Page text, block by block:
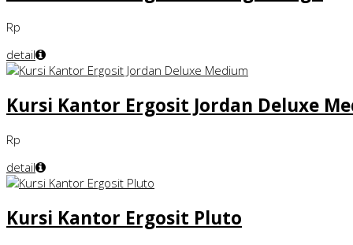
Rp
detail
Kursi Kantor Ergosit Jordan Deluxe
Rp
detail
Kursi Kantor Ergosit Pluto